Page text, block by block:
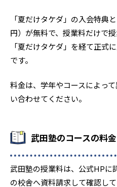
「夏だけタケダ」の入会特典
円）が無料で、授業料だけで
「夏だけタケダ」を経て正式
です。
料金は、学年やコースによっ
い合わせてください。
武田塾のコースの料
武田塾の授業料は、公式HPに
の校舎へ資料請求して確認して